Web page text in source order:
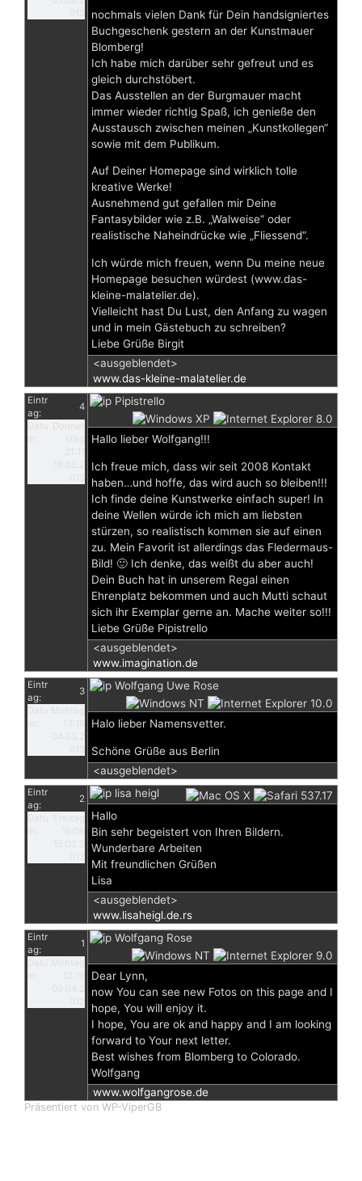
nochmals vielen Dank für Dein handsigniertes
Buchgeschenk gestern an der Kunstmauer
Blomberg!
Ich habe mich darüber sehr gefreut und es
gleich durchstöbert.
Das Ausstellen an der Burgmauer macht
immer wieder richtig Spaß, ich genieße den
Ausstausch zwischen meinen „Kunstkollegen“
sowie mit dem Publikum.
Auf Deiner Homepage sind wirklich tolle
kreative Werke!
Ausnehmend gut gefallen mir Deine
Fantasybilder wie z.B. „Walweise“ oder
realistische Naheindrücke wie „Fliessend“.
Ich würde mich freuen, wenn Du meine neue
Homepage besuchen würdest (www.das-
kleine-malatelier.de).
Vielleicht hast Du Lust, den Anfang zu wagen
und in mein Gästebuch zu schreiben?
Liebe Grüße Birgit
<ausgeblendet>
www.das-kleine-malatelier.de
Eintr
ag:
4
Pipistrello
Hallo lieber Wolfgang!!!
Ich freue mich, dass wir seit 2008 Kontakt
haben…und hoffe, das wird auch so bleiben!!!
Ich finde deine Kunstwerke einfach super! In
deine Wellen würde ich mich am liebsten
stürzen, so realistisch kommen sie auf einen
zu. Mein Favorit ist allerdings das Fledermaus-
Bild! 🙂 Ich denke, das weißt du aber auch!
Dein Buch hat in unserem Regal einen
Ehrenplatz bekommen und auch Mutti schaut
sich ihr Exemplar gerne an. Mache weiter so!!!
Liebe Grüße Pipistrello
<ausgeblendet>
www.imagination.de
Eintr
ag:
3
Wolfgang Uwe Rose
Halo lieber Namensvetter.
Schöne Grüße aus Berlin
<ausgeblendet>
Eintr
ag:
2
lisa heigl
Hallo
Bin sehr begeistert von Ihren Bildern.
Wunderbare Arbeiten
Mit freundlichen Grüßen
Lisa
<ausgeblendet>
www.lisaheigl.de.rs
Eintr
ag:
1
Wolfgang Rose
Dear Lynn,
now You can see new Fotos on this page and I
hope, You will enjoy it.
I hope, You are ok and happy and I am looking
forward to Your next letter.
Best wishes from Blomberg to Colorado.
Wolfgang
www.wolfgangrose.de
Präsentiert von WP-ViperGB